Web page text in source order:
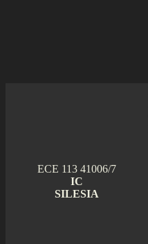
ECE 113 41006/7
IC
SILESIA